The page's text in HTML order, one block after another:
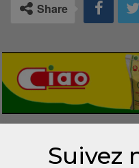
Share
LAISSER UN
Suivez